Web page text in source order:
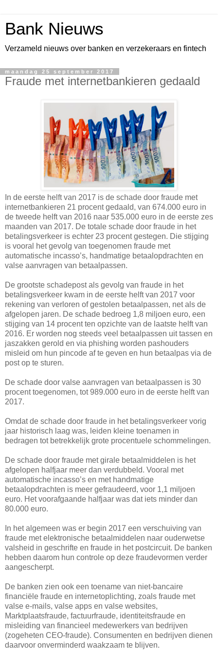
Bank Nieuws
Verzameld nieuws over banken en verzekeraars en fintech
maandag 25 september 2017
Fraude met internetbankieren gedaald
In de eerste helft van 2017 is de schade door fraude met
internetbankieren 21 procent gedaald, van 674.000 euro in
de tweede helft van 2016 naar 535.000 euro in de eerste zes
maanden van 2017. De totale schade door fraude in het
betalingsverkeer is echter 23 procent gestegen. Die stijging
is vooral het gevolg van toegenomen fraude met
automatische incasso’s, handmatige betaalopdrachten en
valse aanvragen van betaalpassen.
De grootste schadepost als gevolg van fraude in het
betalingsverkeer kwam in de eerste helft van 2017 voor
rekening van verloren of gestolen betaalpassen, net als de
afgelopen jaren. De schade bedroeg 1,8 miljoen euro, een
stijging van 14 procent ten opzichte van de laatste helft van
2016. Er worden nog steeds veel betaalpassen uit tassen en
jaszakken gerold en via phishing worden pashouders
misleid om hun pincode af te geven en hun betaalpas via de
post op te sturen.
De schade door valse aanvragen van betaalpassen is 30
procent toegenomen, tot 989.000 euro in de eerste helft van
2017.
Omdat de schade door fraude in het betalingsverkeer vorig
jaar historisch laag was, leiden kleine toenamen in
bedragen tot betrekkelijk grote procentuele schommelingen.
De schade door fraude met girale betaalmiddelen is het
afgelopen halfjaar meer dan verdubbeld. Vooral met
automatische incasso’s en met handmatige
betaalopdrachten is meer gefraudeerd, voor 1,1 miljoen
euro. Het voorafgaande halfjaar was dat iets minder dan
80.000 euro.
In het algemeen was er begin 2017 een verschuiving van
fraude met elektronische betaalmiddelen naar ouderwetse
valsheid in geschrifte en fraude in het postcircuit. De banken
hebben daarom hun controle op deze fraudevormen verder
aangescherpt.
De banken zien ook een toename van niet-bancaire
financiële fraude en internetoplichting, zoals fraude met
valse e-mails, valse apps en valse websites,
Marktplaatsfraude, factuurfraude, identiteitsfraude en
misleiding van financieel medewerkers van bedrijven
(zogeheten CEO-fraude). Consumenten en bedrijven dienen
daarvoor onverminderd waakzaam te blijven.